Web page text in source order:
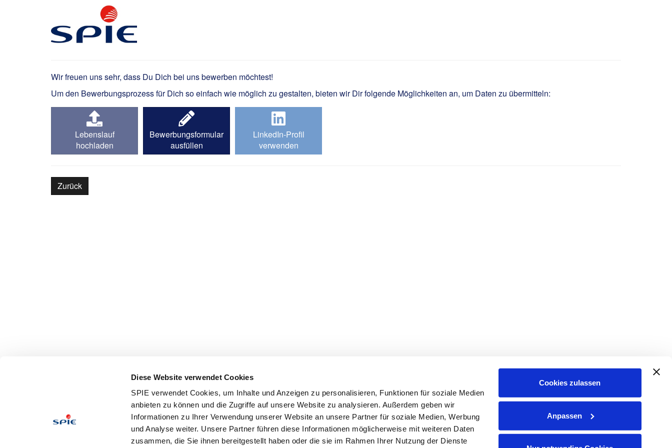
Diese Website verwendet Cookies
SPIE verwendet Cookies, um Inhalte und Anzeigen zu personalisieren, Funktionen für soziale Medien
anbieten zu können und die Zugriffe auf unsere Website zu analysieren. Außerdem geben wir
Informationen zu Ihrer Verwendung unserer Website an unsere Partner für soziale Medien, Werbung
und Analyse weiter. Unsere Partner führen diese Informationen möglicherweise mit weiteren Daten
zusammen, die Sie ihnen bereitgestellt haben oder die sie im Rahmen Ihrer Nutzung der Dienste
Cookies zulassen
Anpassen
Elektriker / Elektroniker Gebäude- und Energietechnik m/w/d
Wir freuen uns sehr, dass Du Dich bei uns bewerben möchtest!
Um den Bewerbungsprozess für Dich so einfach wie möglich zu gestalten, bieten wir Dir folgende Möglichkeiten an, um Daten zu übermitteln:
Bewerbungsformular
ausfüllen
LinkedIn-Profil
verwenden
Lebenslauf
hochladen
Zurück